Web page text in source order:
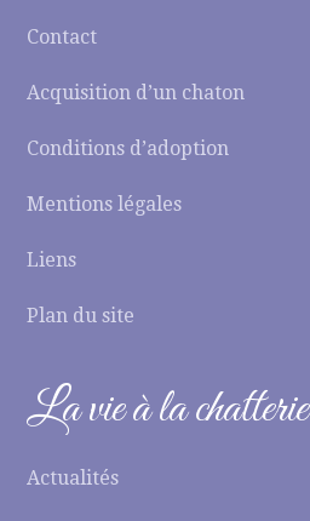
Contact
Acquisition d’un chaton
Conditions d’adoption
Mentions légales
Liens
Plan du site
La vie à la chatterie
Actualités